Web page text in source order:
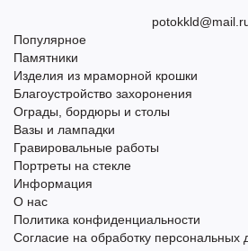
Популярное
Памятники
Изделия из мраморной крошки
Благоустройство захоронения
Ограды, бордюры и столы
Вазы и лампадки
Гравировальные работы
Портреты на стекле
Информация
О нас
Политика конфиденциальности
Согласие на обработку персональных